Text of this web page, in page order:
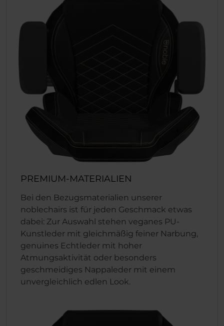
PREMIUM-MATERIALIEN
Bei den Bezugsmaterialien unserer
noblechairs ist für jeden Geschmack etwas
dabei: Zur Auswahl stehen veganes PU-
Kunstleder mit gleichmäßig feiner Narbung,
genuines Echtleder mit hoher
Atmungsaktivität oder besonders
geschmeidiges Nappaleder mit einem
unvergleichlich edlen Look.